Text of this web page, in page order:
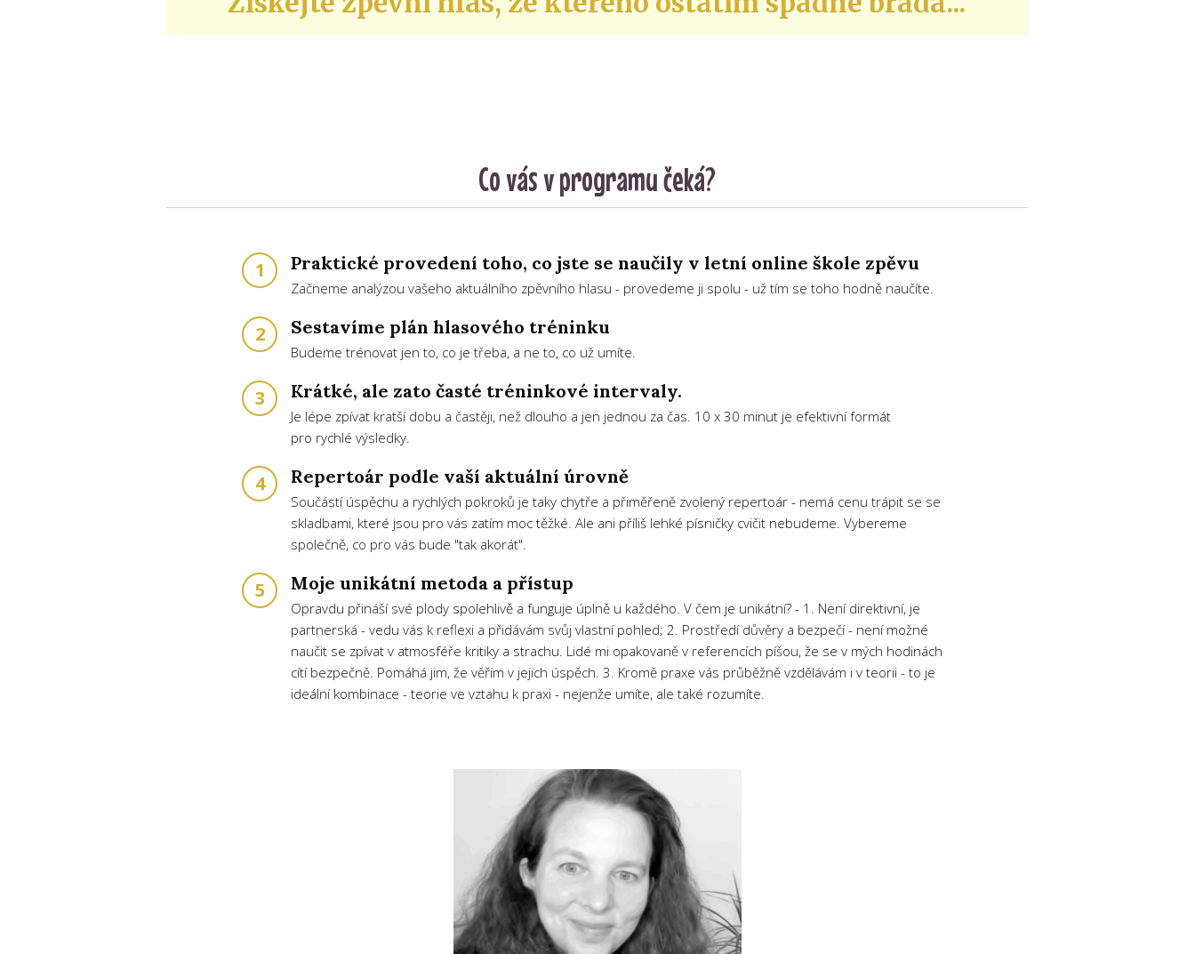
Co vás v programu čeká?
1 Praktické provedení toho, co jste se naučily v letní online škole zpěvu
Začneme analýzou vašeho aktuálního zpěvního hlasu - provedeme ji spolu - už tím se toho hodně naučíte.
2 Sestavíme plán hlasového tréninku
Budeme trénovat jen to, co je třeba, a ne to, co už umíte.
3 Krátké, ale zato časté tréninkové intervaly.
Je lépe zpívat kratší dobu a častěji, než dlouho a jen jednou za čas. 10 x 30 minut je efektivní formát
pro rychlé výsledky.
4 Repertoár podle vaší aktuální úrovně
Součástí úspěchu a rychlých pokroků je taky chytře a přiměřeně zvolený repertoár - nemá cenu trápit se se
skladbami, které jsou pro vás zatím moc těžké. Ale ani příliš lehké písničky cvičit nebudeme. Vybereme
společně, co pro vás bude "tak akorát".
5 Moje unikátní metoda a přístup
Opravdu přináší své plody spolehlivě a funguje úplně u každého. V čem je unikátní? - 1. Není direktivní, je
partnerská - vedu vás k reflexi a přidávám svůj vlastní pohled; 2. Prostředí důvěry a bezpečí - není možné
naučit se zpívat v atmosféře kritiky a strachu. Lidé mi opakovaně v referencích píšou, že se v mých hodinách
cítí bezpečně. Pomáhá jim, že věřím v jejich úspěch. 3. Kromě praxe vás průběžně vzdělávám i v teorii - to je
ideální kombinace - teorie ve vztahu k praxi - nejenže umíte, ale také rozumíte.